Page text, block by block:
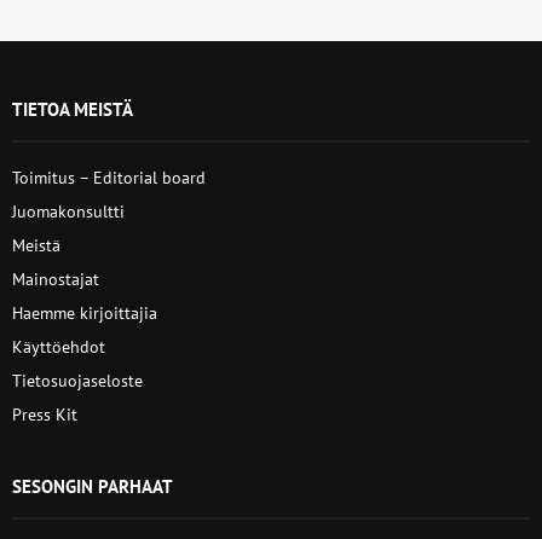
TIETOA MEISTÄ
Toimitus – Editorial board
Juomakonsultti
Meistä
Mainostajat
Haemme kirjoittajia
Käyttöehdot
Tietosuojaseloste
Press Kit
SESONGIN PARHAAT